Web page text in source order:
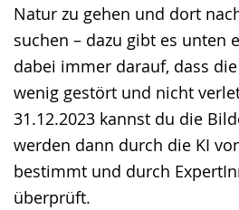
Natur zu gehen und dort
suchen – dazu gibt es unten
dabei immer darauf, dass
wenig gestört und nicht
31.12.2023 kannst du die
werden dann durch die KI
bestimmt und durch
überprüft.